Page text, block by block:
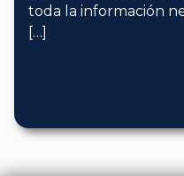
toda la información
[…]